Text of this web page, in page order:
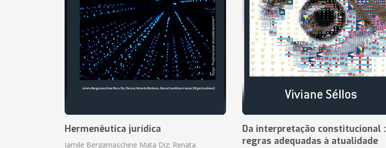
Hermenêutica jurídica
Jamile Bergamaschine Mata Diz; Renata
Da interpretação constitucional :
regras adequadas à atualidade